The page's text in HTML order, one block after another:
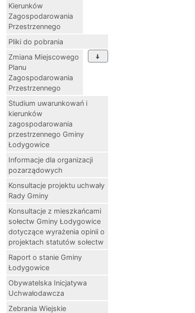
Kierunków
Zagospodarowania
Przestrzennego
Pliki do pobrania
Zmiana Miejscowego
Planu
Zagospodarowania
Przestrzennego
Studium uwarunkowań i
kierunków
zagospodarowania
przestrzennego Gminy
Łodygowice
Informacje dla organizacji
pozarządowych
Konsultacje projektu uchwały
Rady Gminy
Konsultacje z mieszkańcami
sołectw Gminy Łodygowice
dotyczące wyrażenia opinii o
projektach statutów sołectw
Raport o stanie Gminy
Łodygowice
Obywatelska Inicjatywa
Uchwałodawcza
Zebrania Wiejskie